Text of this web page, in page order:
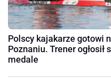
Polscy kajakarze gotowi
Poznaniu. Trener ogłosił
medale